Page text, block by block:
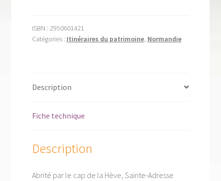
le
Maritime
ISBN : 2950601421
Catégories : Itinéraires du patrimoine, Normandie
Description
Fiche technique
Description
Abrité par le cap de la Hève, Sainte-Adresse